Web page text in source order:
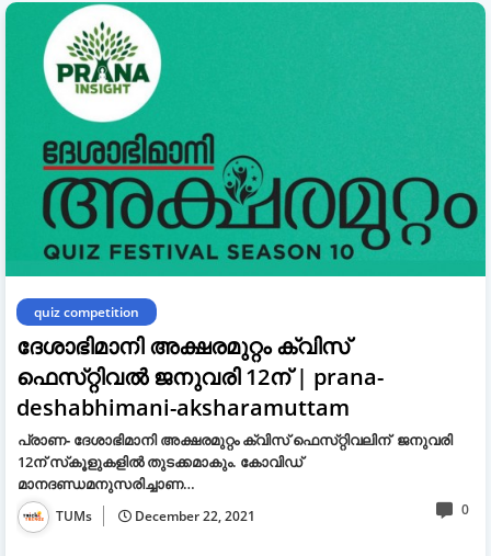
quiz competition
ദേശാഭിമാനി അക്ഷരമുറ്റം ക്വിസ്‌
ഫെസ്‌റ്റിവൽ ജനുവരി 12ന്‌ | prana-
deshabhimani-aksharamuttam
പ്രാണ‐ ദേശാഭിമാനി അക്ഷരമുറ്റം ക്വിസ്‌ ഫെസ്‌റ്റിവലിന്‌ ജനുവരി
12ന്‌ സ്‌കൂളുകളിൽ തുടക്കമാകും. കോവിഡ്‌
മാനദണ്ഡമനുസരിച്ചാണ…
TUMs December 22, 2021 0